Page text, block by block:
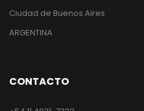
Ciudad de Buenos Aires
ARGENTINA
CONTACTO